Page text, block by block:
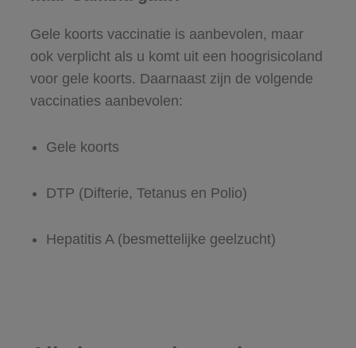
Gele koorts vaccinatie is aanbevolen, maar
ook verplicht als u komt uit een hoogrisicoland
voor gele koorts. Daarnaast zijn de volgende
vaccinaties aanbevolen:
Gele koorts
DTP (Difterie, Tetanus en Polio)
Hepatitis A (besmettelijke geelzucht)